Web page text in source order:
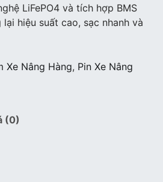
LiFePO4 và tích hợp BMS
hiệu suất cao, sạc nhanh và
Xe Nâng Hàng, Pin Xe Nâng
(0)